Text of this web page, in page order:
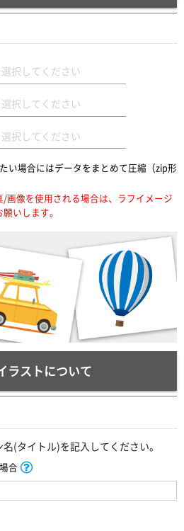
い場合にはデータをまとめて圧縮（zip形
像を使用される場合は、ラフイメージ
いします。
ラストについて
(タイトル)を記入してください。
合